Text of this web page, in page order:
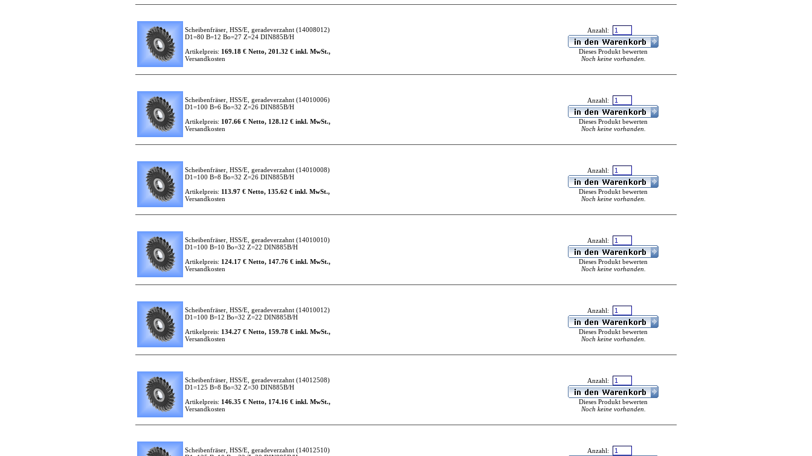
Scheibenfräser, HSS/E, geradeverzahnt (14008012)
D1=80 B=12 Bo=27 Z=24 DIN885B/H
Artikelpreis: 169.18 € Netto, 201.32 € inkl. MwSt.,
Versandkosten
Anzahl:
Dieses Produkt bewerten
Noch keine vorhanden.
Scheibenfräser, HSS/E, geradeverzahnt (14010006)
D1=100 B=6 Bo=32 Z=26 DIN885B/H
Artikelpreis: 107.66 € Netto, 128.12 € inkl. MwSt.,
Versandkosten
Anzahl:
Dieses Produkt bewerten
Noch keine vorhanden.
Scheibenfräser, HSS/E, geradeverzahnt (14010008)
D1=100 B=8 Bo=32 Z=26 DIN885B/H
Artikelpreis: 113.97 € Netto, 135.62 € inkl. MwSt.,
Versandkosten
Anzahl:
Dieses Produkt bewerten
Noch keine vorhanden.
Scheibenfräser, HSS/E, geradeverzahnt (14010010)
D1=100 B=10 Bo=32 Z=22 DIN885B/H
Artikelpreis: 124.17 € Netto, 147.76 € inkl. MwSt.,
Versandkosten
Anzahl:
Dieses Produkt bewerten
Noch keine vorhanden.
Scheibenfräser, HSS/E, geradeverzahnt (14010012)
D1=100 B=12 Bo=32 Z=22 DIN885B/H
Artikelpreis: 134.27 € Netto, 159.78 € inkl. MwSt.,
Versandkosten
Anzahl:
Dieses Produkt bewerten
Noch keine vorhanden.
Scheibenfräser, HSS/E, geradeverzahnt (14012508)
D1=125 B=8 Bo=32 Z=30 DIN885B/H
Artikelpreis: 146.35 € Netto, 174.16 € inkl. MwSt.,
Versandkosten
Anzahl:
Dieses Produkt bewerten
Noch keine vorhanden.
Scheibenfräser, HSS/E, geradeverzahnt (14012510)
Anzahl: